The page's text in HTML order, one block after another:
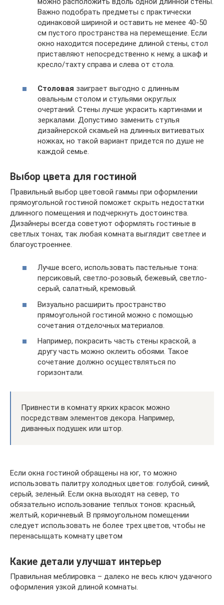
Важно подобрать предметы с практически
одинаковой шириной и оставить не менее 40-50
см пустого пространства на перемещение. Если
окно находится посередине длиной стены, стол
приставляют непосредственно к нему, а шкаф и
кресло/тахту справа и слева от стола.
Столовая заиграет выгодно с длинным
овальным столом и стульями округлых
очертаний. Стены лучше украсить картинами и
зеркалами. Допустимо заменить стулья
дизайнерской скамьей на длинных витиеватых
ножках, но такой вариант придется по душе не
каждой семье.
Выбор цвета для гостиной
Правильный выбор цветовой гаммы при оформлении
прямоугольной гостиной поможет скрыть недостатки
длинного помещения и подчеркнуть достоинства.
Дизайнеры всегда советуют оформлять гостиные в
светлых тонах, так любая комната выглядит светлее и
благоустроеннее.
Лучше всего, использовать пастельные тона:
персиковый, светло-розовый, бежевый, светло-
серый, салатный, кремовый.
Визуально расширить пространство
прямоугольной гостиной можно с помощью
сочетания отделочных материалов.
Например, покрасить часть стены краской, а
другу часть можно оклеить обоями. Такое
сочетание должно осуществляться по
горизонтали.
Привнести в комнату ярких красок можно
посредствам элементов декора. Например,
диванных подушек или штор.
Если окна гостиной обращены на юг, то можно
использовать палитру холодных цветов: голубой, синий,
серый, зеленый. Если окна выходят на север, то
обязательно использование теплых тонов: красный,
желтый, коричневый. В прямоугольном помещении
следует использовать не более трех цветов, чтобы не
перенасыщать комнату цветом
Какие детали улучшат интерьер
Правильная меблировка – далеко не весь ключ удачного
оформления узкой длиной комнаты.